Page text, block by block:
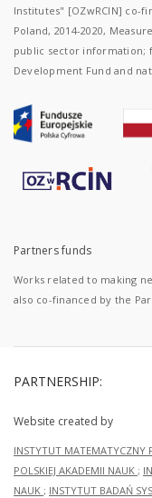
Institutes" [OZwRCIN] co-
Poland, 2014-2020,
public sector information;
Development Fund and
Partners funds
Works related to making
also co-financed by the
PARTNERSHIP:
Website created by
INSTYTUT MATEMATYCZNY
POLSKIEJ AKADEMII NAUK ;
NAUK ; INSTYTUT BADAŃ